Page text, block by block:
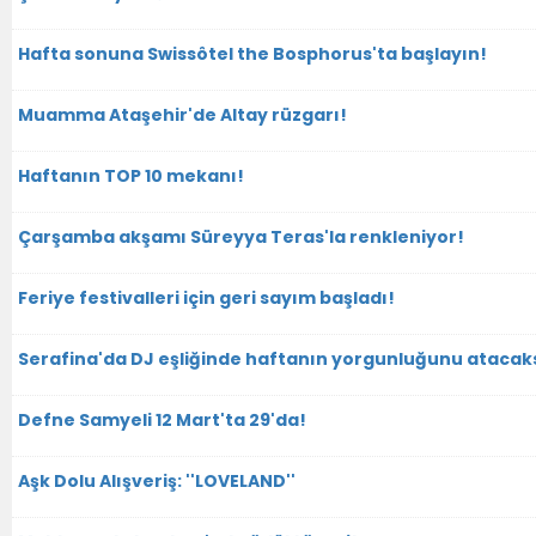
Hafta sonuna Swissôtel the Bosphorus'ta başlayın!
Muamma Ataşehir'de Altay rüzgarı!
Haftanın TOP 10 mekanı!
Çarşamba akşamı Süreyya Teras'la renkleniyor!
Feriye festivalleri için geri sayım başladı!
Serafina'da DJ eşliğinde haftanın yorgunluğunu
Defne Samyeli 12 Mart'ta 29'da!
Aşk Dolu Alışveriş: ''LOVELAND''